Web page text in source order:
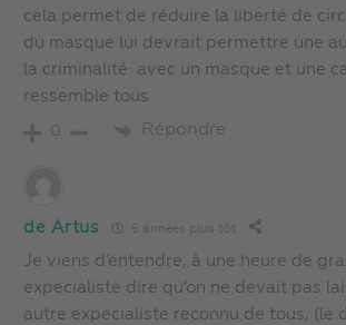
cela permet de réduire la liberté de
du masque lui devrait permettre une
la criminalité: avec un masque et une
ressemble tous
0 Répondre
de Artus 5 années plus tôt
Je viens d’entendre, à une heure de
expecialiste dire qu’on ne devait pas
autre expecialiste reconnu de tous, (le